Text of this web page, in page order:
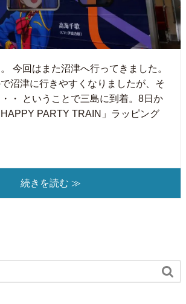
今回はまた沼津へ行ってきました。
沼津に行きやすくなりましたが、そ
・ ということで三島に到着。8日か
PARTY TRAIN」ラッピング
続きを読む ≫
